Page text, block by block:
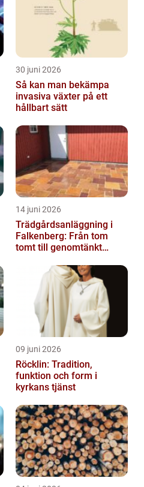
30 juni 2026
Så kan man bekämpa
invasiva växter på ett
hållbart sätt
14 juni 2026
Trädgårdsanläggning i
Falkenberg: Från tom
tomt till genomtänkt
09 juni 2026
Röcklin: Tradition,
funktion och form i
kyrkans tjänst